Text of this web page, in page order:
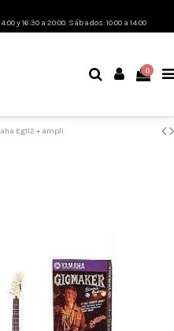
y 16:30 a 20:00. Sábados: 10:00 a 14:00
0
Eg112 + ampli